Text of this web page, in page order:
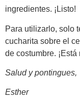
ingredientes. ¡Listo!
Para utilizarlo, solo
cucharita sobre el
de costumbre. ¡Está
Salud y pontingues,
Esther